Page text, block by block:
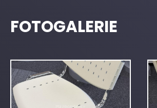
FOTOGALERIE